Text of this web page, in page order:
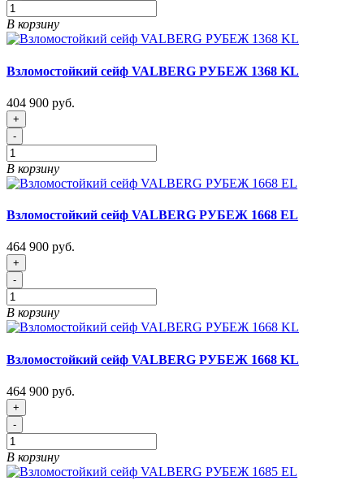
В корзину
Взломостойкий сейф VALBERG РУБЕЖ 1368 KL
404 900 руб.
+
-
В корзину
Взломостойкий сейф VALBERG РУБЕЖ 1668 EL
464 900 руб.
+
-
В корзину
Взломостойкий сейф VALBERG РУБЕЖ 1668 KL
464 900 руб.
+
-
В корзину